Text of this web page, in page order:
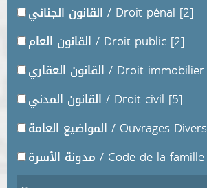
القانون الجنائي / Droit pénal [2]
القانون العام / Droit public [2]
القانون العقاري / Droit immobilier
القانون المدني / Droit civil [5]
المواضيع العامة / Ouvrages Divers
مدونة الأسرة / Code de la famille